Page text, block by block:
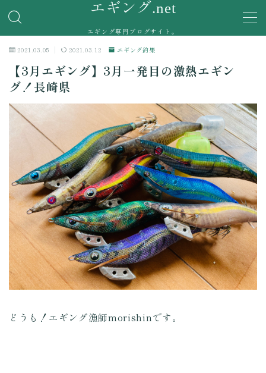
エギング.net
エギング専門ブログサイト。
エギング釣果
釣具インプレ
エギングポイント
お問い合わせ
2021.03.05 2021.03.12 エギング釣果
【3月エギング】3月一発目の激熱エギン
グ！長崎県
どうも！エギング漁師morishinです。